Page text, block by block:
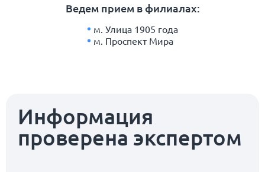
Ведем прием в филиалах:
м. Улица 1905 года
м. Проспект Мира
Информация
проверена экспертом